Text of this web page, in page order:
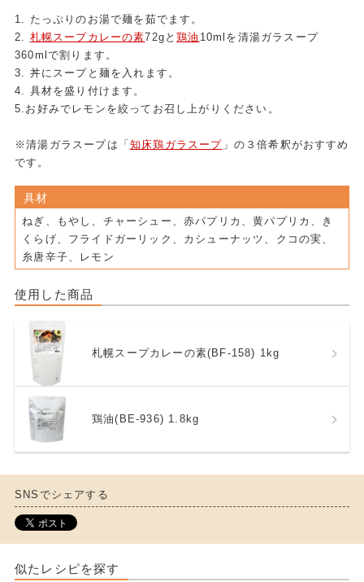
1. たっぷりのお湯で麺を茹でます。
2. 札幌スープカレーの素72gと鶏油 10mlを清湯ガラスープ
360mlで割ります。
3. 丼にスープと麺を入れます。
4. 具材を盛り付けます。
5.お好みでレモンを絞ってお召し上がりください。
※清湯ガラスープは「知床鶏ガラスープ 」の３倍希釈がおすすめ
です。
具材
ねぎ、もやし、チャーシュー、赤パプリカ、黄パプリカ、き
くらげ、フライドガーリック、カシューナッツ、クコの実、
糸唐辛子、レモン
使用した商品
札幌スープカレーの素(BF-158) 1kg
鶏油(BE-936) 1.8kg
SNSでシェアする
似たレシピを探す